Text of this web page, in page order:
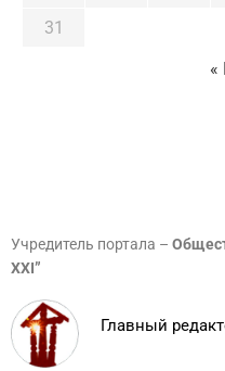
31
«
Учредитель портала –
XXI”
Главный